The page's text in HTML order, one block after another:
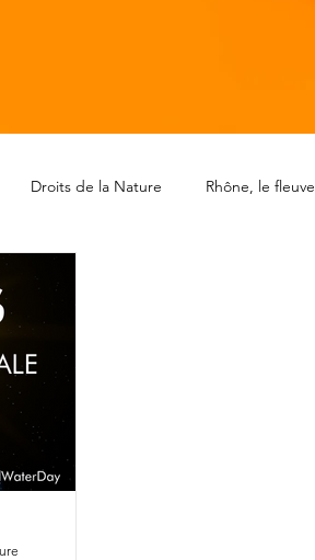
Droits de la Nature Rhône, le fleuve
du Rhône